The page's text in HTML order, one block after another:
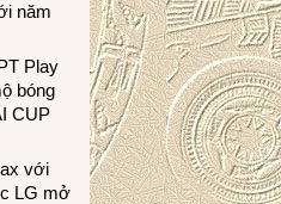
năm
Play
bóng
CUP
với
LG mở